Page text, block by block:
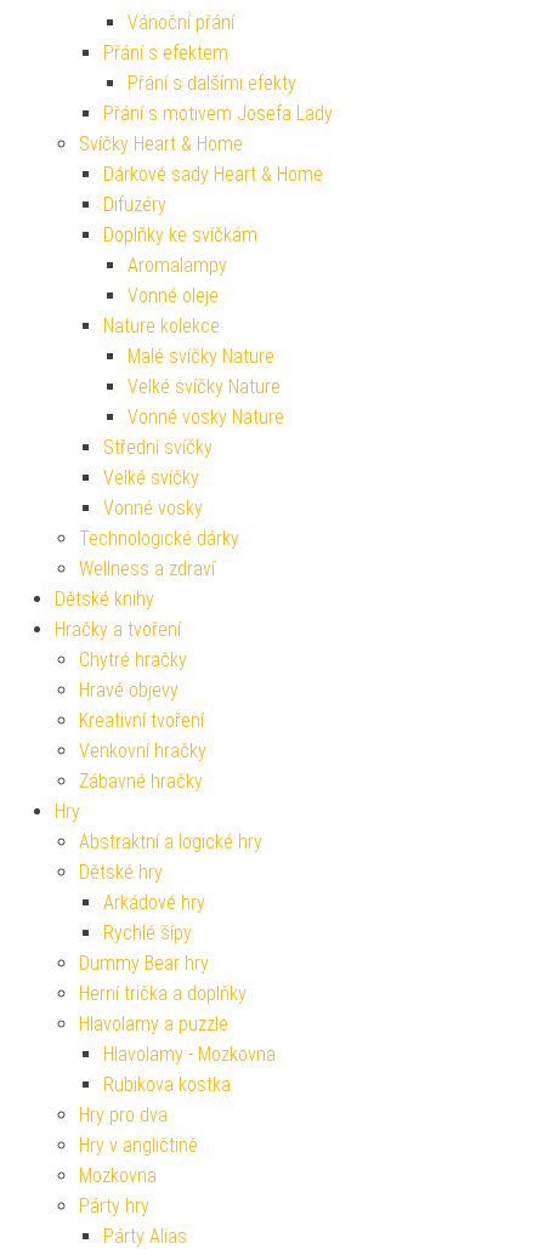
Vánoční přání
Přání s efektem
Přání s dalšími efekty
Přání s motivem Josefa Lady
Svíčky Heart & Home
Dárkové sady Heart & Home
Difuzéry
Doplňky ke svíčkám
Aromalampy
Vonné oleje
Nature kolekce
Malé svíčky Nature
Velké svíčky Nature
Vonné vosky Nature
Střední svíčky
Velké svíčky
Vonné vosky
Technologické dárky
Wellness a zdraví
Dětské knihy
Hračky a tvoření
Chytré hračky
Hravé objevy
Kreativní tvoření
Venkovní hračky
Zábavné hračky
Hry
Abstraktní a logické hry
Dětské hry
Arkádové hry
Rychlé šípy
Dummy Bear hry
Herní trička a doplňky
Hlavolamy a puzzle
Hlavolamy - Mozkovna
Rubikova kostka
Hry pro dva
Hry v angličtině
Mozkovna
Párty hry
Párty Alias